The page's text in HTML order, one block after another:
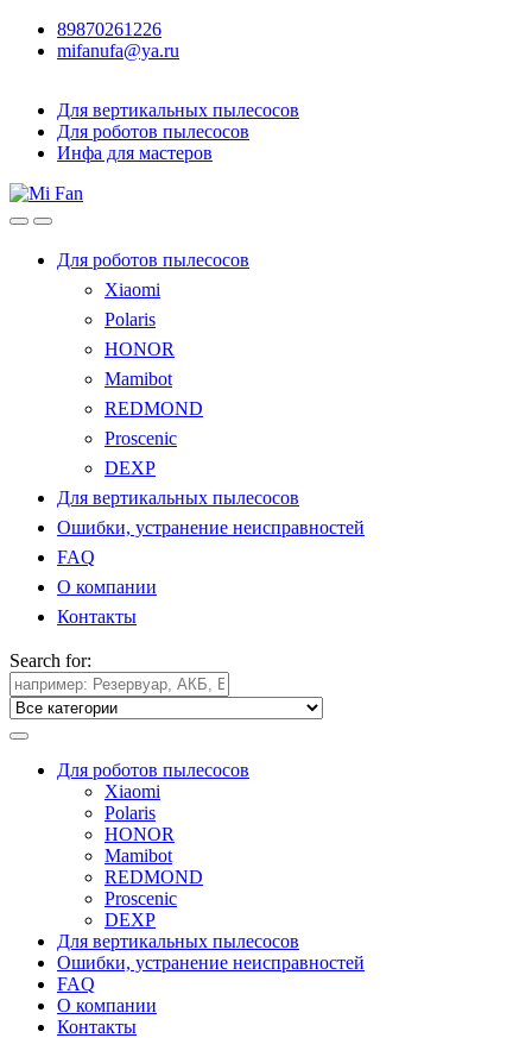
89870261226
mifanufa@ya.ru
Для вертикальных пылесосов
Для роботов пылесосов
Инфа для мастеров
Для роботов пылесосов
Xiaomi
Polaris
HONOR
Mamibot
REDMOND
Proscenic
DEXP
Для вертикальных пылесосов
Ошибки, устранение неисправностей
FAQ
О компании
Контакты
Search for:
Для роботов пылесосов
Xiaomi
Polaris
HONOR
Mamibot
REDMOND
Proscenic
DEXP
Для вертикальных пылесосов
Ошибки, устранение неисправностей
FAQ
О компании
Контакты